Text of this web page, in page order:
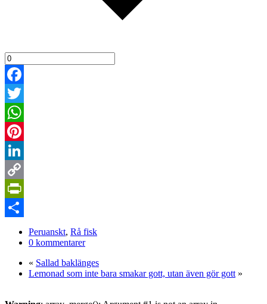
Facebook
Twitter
WhatsApp
Pinterest
LinkedIn
Copy
Link
PrintFriendly
Peruanskt, Rå fisk
0 kommentarer
« Sallad baklänges
Lemonad som inte bara smakar gott, utan även gör gott »